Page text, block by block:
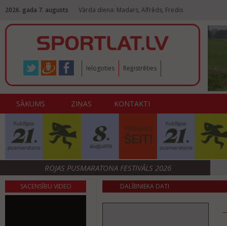
2026. gada 7. augusts Vārda diena: Madars, Alfrēds, Fredis
Ielogoties Reģistrēties
SĀKUMS ZIŅAS KONTAKTI
ROJAS PUSMARATONA FESTIVĀLS 2026
SACENSĪBU VIDEO DALĪBNIEKA DATI